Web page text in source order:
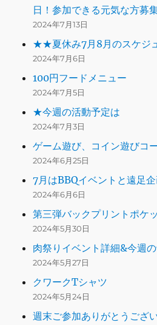
日！参加できる元気な方募
2024年7月13日
★★夏休み7月8月のスケジ
2024年7月6日
100円フードメニュー
2024年7月5日
★今週の活動予定は
2024年7月3日
ゲーム遊び、コイン遊びコ
2024年6月25日
7月はBBQイベントと遠足
2024年6月6日
第三弾バックプリントポケ
2024年5月30日
肉祭りイベント詳細&今週
2024年5月27日
クワークTシャツ
2024年5月24日
週末ご参加ありがとうご